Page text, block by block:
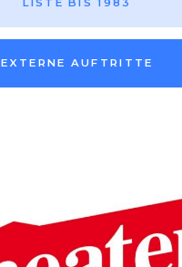
LISTE BIS 1983
EXTERNE AUFTRITTE